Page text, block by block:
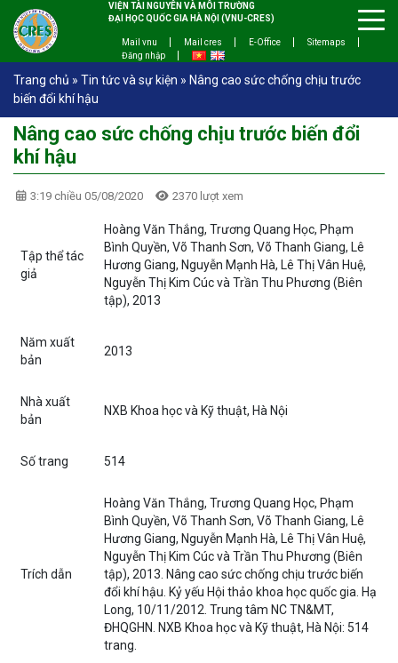
VIỆN TÀI NGUYÊN VÀ MÔI TRƯỜNG
ĐẠI HỌC QUỐC GIA HÀ NỘI (VNU-CRES)
Mail vnu Mail cres E-Office
Sitemaps
Đăng nhập
Trang chủ » Tin tức và sự kiện » Nâng cao sức chống chịu trước
biến đổi khí hậu
Nâng cao sức chống chịu trước biến đổi
khí hậu
3:19 chiều 05/08/2020 2370 lượt xem
Tập thể tác
giả
Hoàng Văn Thắng, Trương Quang Học, Phạm
Bình Quyền, Võ Thanh Sơn, Võ Thanh Giang, Lê
Hương Giang, Nguyễn Mạnh Hà, Lê Thị Vân Huệ,
Nguyễn Thị Kim Cúc và Trần Thu Phương (Biên
tập), 2013
Năm xuất
bản
2013
Nhà xuất
bản
NXB Khoa học và Kỹ thuật, Hà Nội
Số trang 514
Trích dẫn
Hoàng Văn Thắng, Trương Quang Học, Phạm
Bình Quyền, Võ Thanh Sơn, Võ Thanh Giang, Lê
Hương Giang, Nguyễn Mạnh Hà, Lê Thị Vân Huệ,
Nguyễn Thị Kim Cúc và Trần Thu Phương (Biên
tập), 2013. Nâng cao sức chống chịu trước biến
đổi khí hậu. Kỷ yếu Hội thảo khoa học quốc gia. Hạ
Long, 10/11/2012. Trung tâm NC TN&MT,
ĐHQGHN. NXB Khoa học và Kỹ thuật, Hà Nội: 514
trang.